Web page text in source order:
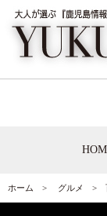
ホーム > グルメ >